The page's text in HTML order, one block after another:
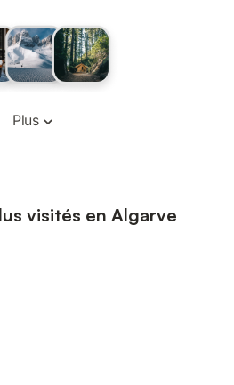
Plus
visités en Algarve